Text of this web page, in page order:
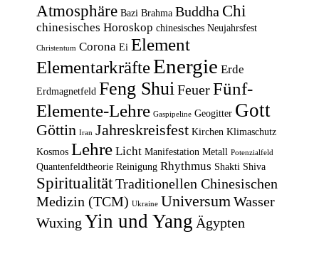
Atmosphäre Bazi Brahma Buddha Chi
chinesisches Horoskop chinesisches Neujahrsfest
Christentum Corona Ei Element
ElementarkräfteEnergie Erde
Erdmagnetfeld Feng Shui Feuer Fünf-
Elemente-Lehre Gaspipeline Geogitter Gott
Göttin Iran Jahreskreisfest Kirchen Klimaschutz
Kosmos Lehre Licht Manifestation Metall Potenzialfeld
Quantenfeldtheorie Reinigung Rhythmus Shakti Shiva
Spiritualität Traditionellen Chinesischen
Medizin (TCM) Ukraine Universum Wasser
Wuxing Yin und Yang Ägypten